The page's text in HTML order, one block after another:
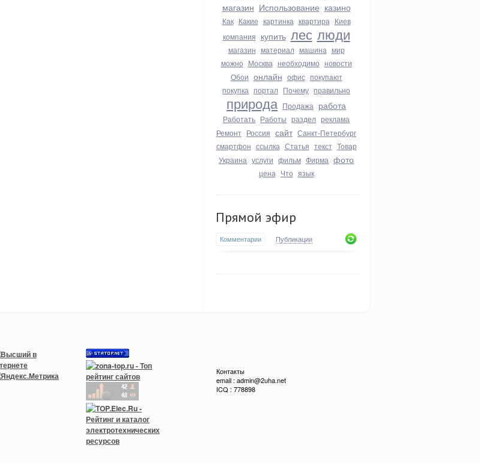
магазин Использование казино
Как Какие картинка квартира Киев
компания купить лес люди
магазин материал машина мир
можно Москва необходимо новости
Обои онлайн офис покупают
покупка портал Почему правильно
природа Продажа работа
Работать Работы раздел реклама
Ремонт Россия сайт Санкт-Петербург
смартфон ссылка Статья текст Товар
Украина услуги фильм Фирма фото
цена Что язык
Прямой эфир
Комментарии Публикации
Контакты
email : admin@2uha.net
ICQ : 778898